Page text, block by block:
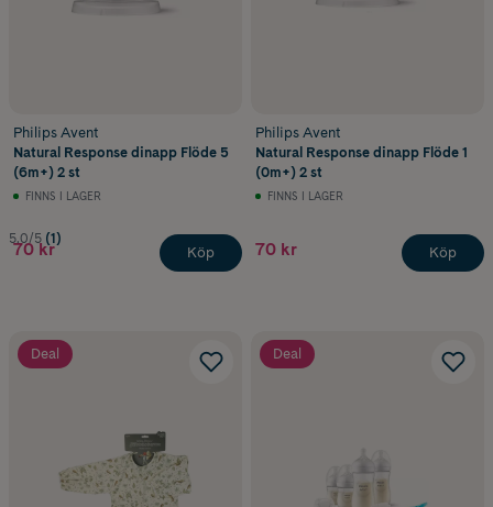
Philips Avent
Natural Response dinapp Flöde 5
(6m+) 2 st
FINNS I LAGER
5.0/5 (1)
70 kr Köp
Philips Avent
Natural Response dinapp Flöde 1
(0m+) 2 st
FINNS I LAGER
70 kr Köp
Deal Deal